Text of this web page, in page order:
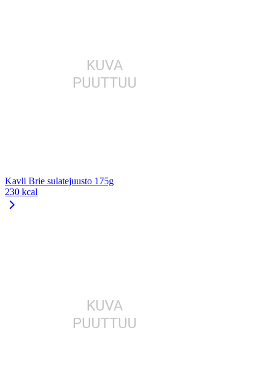
Kavli Brie sulatejuusto 175g
230 kcal